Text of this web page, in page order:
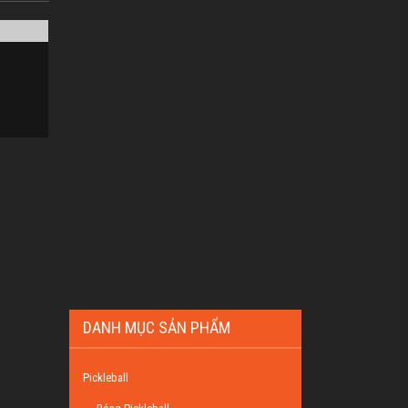
DANH MỤC SẢN PHẨM
Pickleball